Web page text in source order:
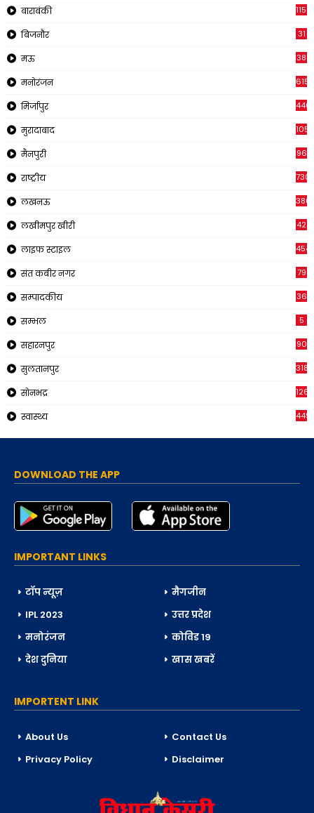
बाराबंकी 1150
बिजनौर 31
मऊ 38
मनोरंजन 615
मिर्जापुर 440
मुरादाबाद 1056
मैनपुरी 96
राष्ट्रीय
लखनऊ
लखीमपुर खीरी 42
लाइफ स्टाइल 454
संत कबीर नगर 79
सम्पादकीय 36
सम्भल 5
सहारनपुर 90
सुलतानपुर 318
सोनभद्र 1266
स्वास्थ्य 449
DOWNLOAD THE APP
IMPORTANT LINKS
टॉप न्यूज़
मैगजीन
IPL 2023
उत्तर प्रदेश
मनोरंजन
कोविड 19
देश दुनिया
खास खबरें
IMPORTENT LINK
About Us
Contact Us
Privacy Policy
Disclaimer